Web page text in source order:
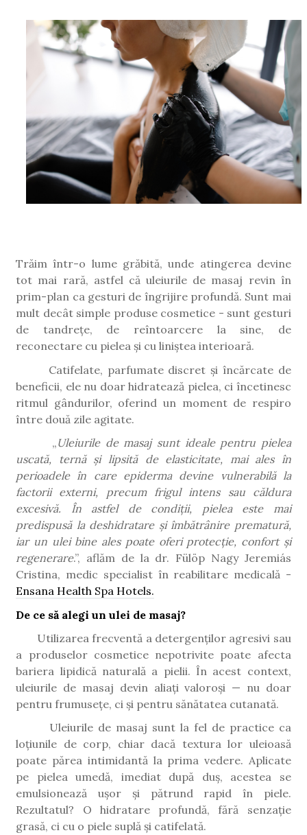
Trăim într-o lume grăbită, unde atingerea devine
tot mai rară, astfel că uleiurile de masaj revin în
prim-plan ca gesturi de îngrijire profundă. Sunt mai
mult decât simple produse cosmetice - sunt gesturi
de tandrețe, de reîntoarcere la sine, de
reconectare cu pielea și cu liniștea interioară.
Catifelate, parfumate discret și încărcate de
beneficii, ele nu doar hidratează pielea, ci încetinesc
ritmul gândurilor, oferind un moment de respiro
între două zile agitate.
„Uleiurile de masaj sunt ideale pentru pielea
uscată, ternă și lipsită de elasticitate, mai ales în
perioadele în care epiderma devine vulnerabilă la
factorii externi, precum frigul intens sau căldura
excesivă. În astfel de condiții, pielea este mai
predispusă la deshidratare și îmbătrânire prematură,
iar un ulei bine ales poate oferi protecție, confort și
regenerare.”, aflăm de la dr. Fülöp Nagy Jeremiás
Cristina, medic specialist în reabilitare medicală -
Ensana Health Spa Hotels.
De ce să alegi un ulei de masaj?
Utilizarea frecventă a detergenților agresivi sau
a produselor cosmetice nepotrivite poate afecta
bariera lipidică naturală a pielii. În acest context,
uleiurile de masaj devin aliați valoroși — nu doar
pentru frumusețe, ci și pentru sănătatea cutanată.
Uleiurile de masaj sunt la fel de practice ca
loțiunile de corp, chiar dacă textura lor uleioasă
poate părea intimidantă la prima vedere. Aplicate
pe pielea umedă, imediat după duș, acestea se
emulsionează ușor și pătrund rapid în piele.
Rezultatul? O hidratare profundă, fără senzație
grasă, ci cu o piele suplă și catifelată.